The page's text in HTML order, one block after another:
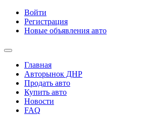
Войти
Регистрация
Новые объявления авто
Главная
Авторынок ДНР
Продать авто
Купить авто
Новости
FAQ